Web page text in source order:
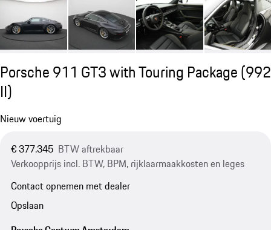
Porsche 911 GT3 with Touring Package(992
II)
Nieuw voertuig
€ 377.345 BTW aftrekbaar
Verkoopprijs incl. BTW, BPM, rijklaarmaakkosten en leges
Contact opnemen met dealer
Opslaan